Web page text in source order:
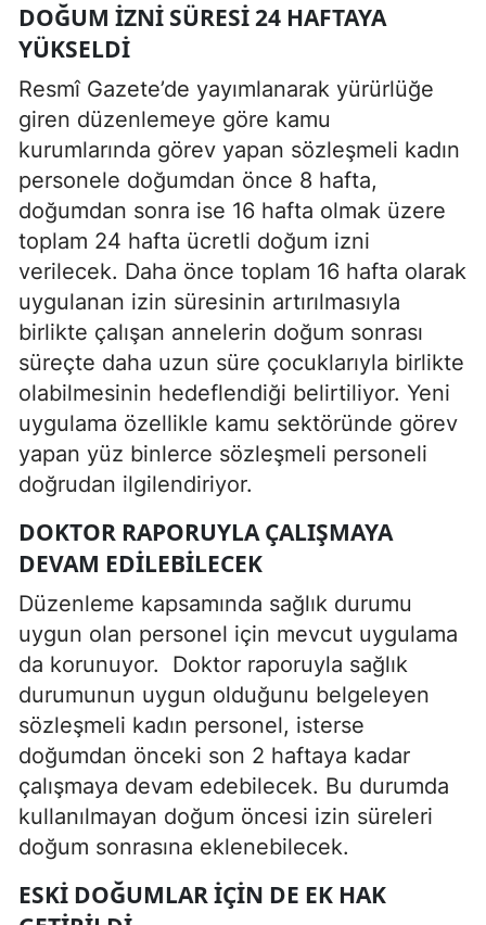
DOĞUM IZNI SÜRESI 24 HAFTAYA
YÜKSELDI
Resmî Gazete’de yayımlanarak yürürlüğe
giren düzenlemeye göre kamu
kurumlarında görev yapan sözleşmeli kadın
personele doğumdan önce 8 hafta,
doğumdan sonra ise 16 hafta olmak üzere
toplam 24 hafta ücretli doğum izni
verilecek. Daha önce toplam 16 hafta olarak
uygulanan izin süresinin artırılmasıyla
birlikte çalışan annelerin doğum sonrası
süreçte daha uzun süre çocuklarıyla birlikte
olabilmesinin hedeflendiği belirtiliyor. Yeni
uygulama özellikle kamu sektöründe görev
yapan yüz binlerce sözleşmeli personeli
doğrudan ilgilendiriyor.
DOKTOR RAPORUYLA ÇALIŞMAYA
DEVAM EDILEBILECEK
Düzenleme kapsamında sağlık durumu
uygun olan personel için mevcut uygulama
da korunuyor. Doktor raporuyla sağlık
durumunun uygun olduğunu belgeleyen
sözleşmeli kadın personel, isterse
doğumdan önceki son 2 haftaya kadar
çalışmaya devam edebilecek. Bu durumda
kullanılmayan doğum öncesi izin süreleri
doğum sonrasına eklenebilecek.
ESKI DOĞUMLAR IÇIN DE EK HAK